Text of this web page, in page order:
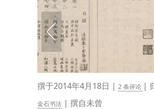
撰于2014年4月18日 | 2 条评论 |
金石书法 | 撰自未曾